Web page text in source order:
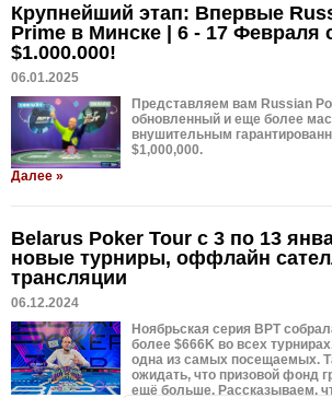
Крупнейший этап: Впервые
Prime в Минске | 6 - 17 Февраля
$1.000.000!
06.01.2025
Представляем вам Russian
обновленный и еще более
внушительным
$1,000,000.
Далее »
Belarus Poker Tour с 3 по 13
новые турниры, оффлайн
трансляции
06.12.2024
Ноябрьская серия BPT
более $666K во всех
одна из самых посещаемых.
ожидать, что призовой фонд
ещё больше. Рассказываем,